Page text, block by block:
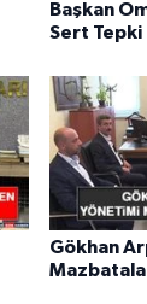
Başkan
Sert Tepki
Gökhan